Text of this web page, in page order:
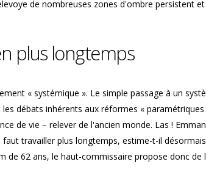
de nombreuses zones d'ombre persistent
plus longtemps
« systémique ». Le simple passage à un
débats inhérents aux réformes «
de vie – relever de l'ancien monde. Las !
travailler plus longtemps, estime-t-il
de 62 ans, le haut-commissaire propose donc de